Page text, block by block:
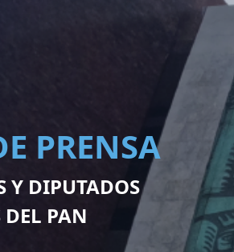
PRENSA
Y DIPUTADOS
DEL PAN